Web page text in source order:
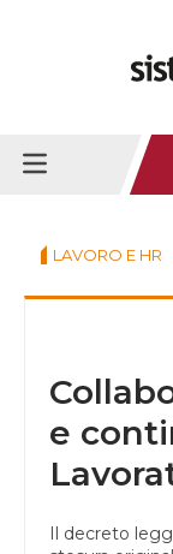
LAVORO E HR
e
Il decreto